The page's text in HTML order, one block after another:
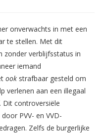
onverwachts in met een
te stellen. Met dit
zonder verblijfsstatus in
iemand
ook strafbaar gesteld om
verlenen aan een illegaal
Dit controversiële
PVV- en VVD-
Zelfs de burgerlijke